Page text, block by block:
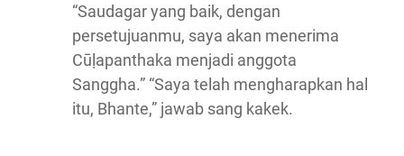
“Saudagar yang baik, dengan
persetujuanmu, saya akan menerima
Cūḷapanthaka menjadi anggota
Sanggha.” “Saya telah mengharapkan hal
itu, Bhante,” jawab sang kakek.